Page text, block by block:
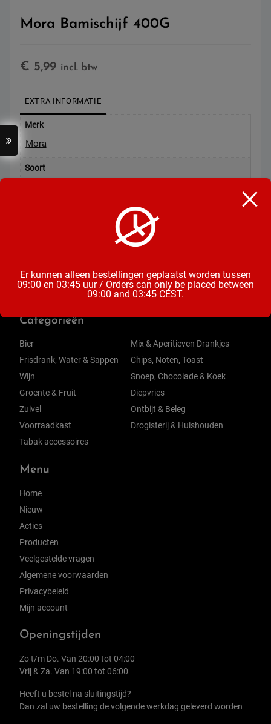
Mora Bamischijf 400G
€ 5,99 incl. btw
EXTRA INFORMATIE
Merk
Mora
Soort
Categorieën
Bier
Frisdrank, Water & Sappen
Wijn
Groente & Fruit
Zuivel
Voorraadkast
Tabak accessoires
Mix & Aperitieven Drankjes
Chips, Noten, Toast
Snoep, Chocolade & Koek
Diepvries
Ontbijt & Beleg
Drogisterij & Huishouden
Menu
Home
Nieuw
Acties
Producten
Veelgestelde vragen
Algemene voorwaarden
Privacybeleid
Mijn account
Openingstijden
Zo t/m Do. Van 20:00 tot 04:00
Vrij & Za. Van 19:00 tot 06:00
Heeft u bestel na sluitingstijd?
Dan zal uw bestelling de volgende werkdag geleverd worden
Er kunnen alleen bestellingen geplaatst worden tussen
09:00 en 03:45 uur / Orders can only be placed between
09:00 and 03:45 CEST.